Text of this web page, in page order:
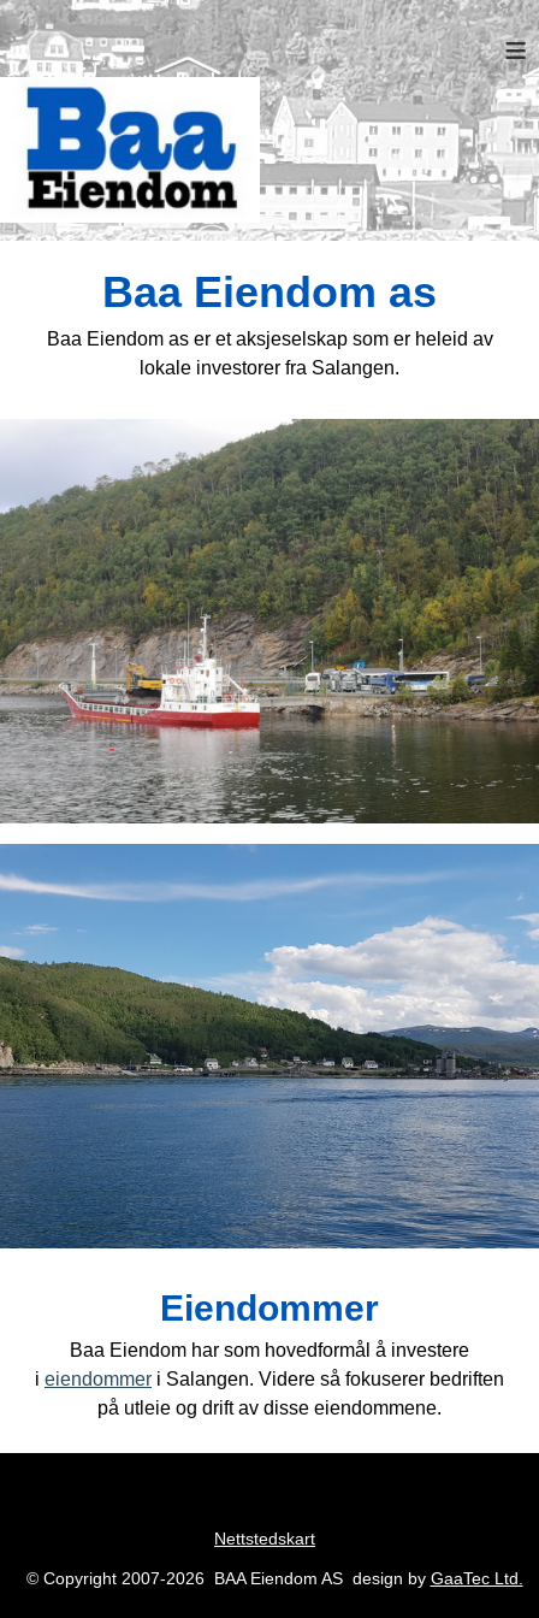
≡
Baa Eiendom as
Baa Eiendom as er et aksjeselskap som er heleid av
lokale investorer fra Salangen.
Eiendommer
Baa Eiendom har som hovedformål å investere
i eiendommer i Salangen. Videre så fokuserer bedriften
på utleie og drift av disse eiendommene.
Nettstedskart
© Copyright 2007-2026 BAA Eiendom AS design by GaaTec Ltd.